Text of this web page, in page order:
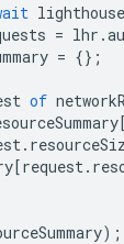
lighthouse
= lhr .
= {};
of
[
.
[request .
);